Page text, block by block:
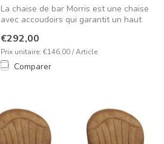
La chaise de bar Morris est une chaise
avec accoudoirs qui garantit un haut
€292,00
Prix unitaire: €146,00 / Article
Comparer